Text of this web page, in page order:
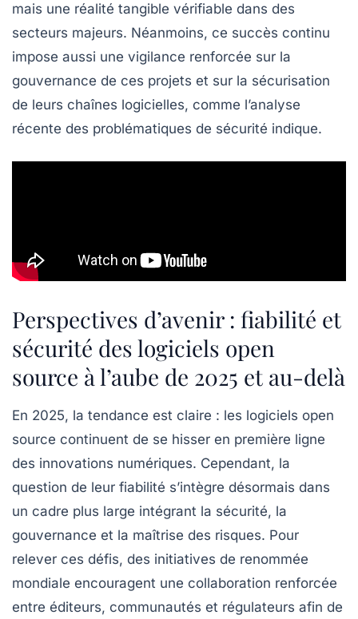
mais une réalité tangible vérifiable dans des
secteurs majeurs. Néanmoins, ce succès continu
impose aussi une vigilance renforcée sur la
gouvernance de ces projets et sur la sécurisation
de leurs chaînes logicielles, comme l’analyse
récente des problématiques de sécurité indique.
Perspectives d’avenir : fiabilité et
sécurité des logiciels open
source à l’aube de 2025 et au-delà
En 2025, la tendance est claire : les logiciels open
source continuent de se hisser en première ligne
des innovations numériques. Cependant, la
question de leur fiabilité s’intègre désormais dans
un cadre plus large intégrant la sécurité, la
gouvernance et la maîtrise des risques. Pour
relever ces défis, des initiatives de renommée
mondiale encouragent une collaboration renforcée
entre éditeurs, communautés et régulateurs afin de